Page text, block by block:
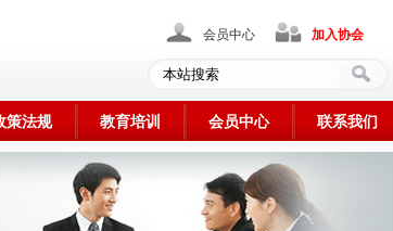
会员中心 加入协会
策法规 教育培训 会员中心 联系我们